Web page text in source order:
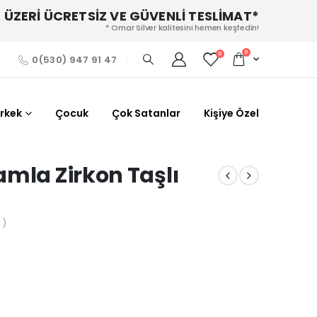
ÜCRETSİZ VE GÜVENLİ TESLİMAT*
* Omar Silver kalitesini hemen keşfedin!
0(530) 947 91 47 0 0
Çocuk Çok Satanlar Kişiye Özel
Zirkon Taşlı
)